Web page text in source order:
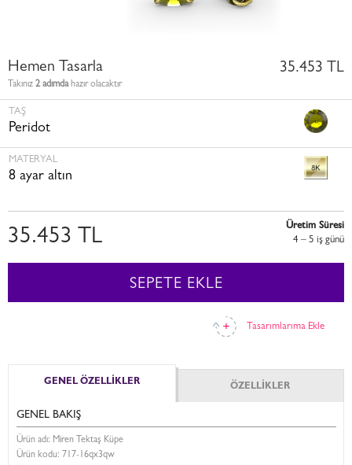
Hemen Tasarla
Takınız 2 adımdahazır olacaktır
35.453 TL
TAŞ
Peridot
MATERYAL
8 ayar altın
Tasarımlarıma Ekle
35.453 TL
Üretim Süresi
4 – 5 i̇ş günü
SEPETE EKLE
GENEL ÖZELLİKLER ÖZELLİKLER
GENEL BAKIŞ
Ürün adı: Miren Tektaş Küpe
Ürün kodu: 717-16qx3qw